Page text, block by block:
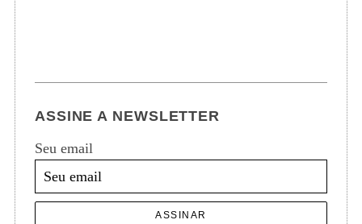
ASSINE A NEWSLETTER
Seu email
ASSINAR